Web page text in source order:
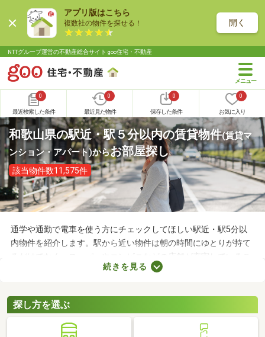
アプリ版はこちら
複数社の物件を探せる！ 開く
NTTグループ運営の不動産総合サイト goo住宅・不動産
0
最近検索した条件
0
最近見た物件
0
保存した条件
0
お気に入り
和歌山県の駅近・駅５分以内の賃貸物件(賃貸マ
ンション・アパート)からお部屋探し
該当物件数11,575件
通学や通勤で電車を使う方にチェックしてほしい駅近・駅5分以
内物件を紹介します。駅から近い物件は朝の時間にゆとりが持て
るだけでなく、スーパーやコンビニなどの店舗が充実しているこ
とも魅力。物件数も多いので、間取りや家賃などから自由に選べ
ょう。
続きを見る
探し方を選ぶ